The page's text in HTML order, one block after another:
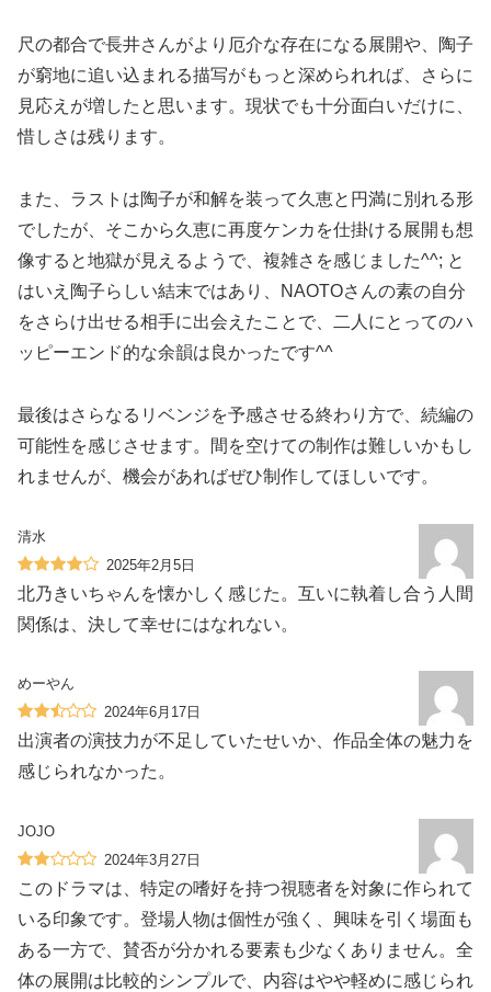
尺の都合で長井さんがより厄介な存在になる展開や、陶子
が窮地に追い込まれる描写がもっと深められれば、さらに
見応えが増したと思います。現状でも十分面白いだけに、
惜しさは残ります。
また、ラストは陶子が和解を装って久恵と円満に別れる形
でしたが、そこから久恵に再度ケンカを仕掛ける展開も想
像すると地獄が見えるようで、複雑さを感じました^^; と
はいえ陶子らしい結末ではあり、NAOTOさんの素の自分
をさらけ出せる相手に出会えたことで、二人にとってのハ
ッピーエンド的な余韻は良かったです^^
最後はさらなるリベンジを予感させる終わり方で、続編の
可能性を感じさせます。間を空けての制作は難しいかもし
れませんが、機会があればぜひ制作してほしいです。
清水
2025年2月5日
北乃きいちゃんを懐かしく感じた。互いに執着し合う人間
関係は、決して幸せにはなれない。
めーやん
2024年6月17日
出演者の演技力が不足していたせいか、作品全体の魅力を
感じられなかった。
JOJO
2024年3月27日
このドラマは、特定の嗜好を持つ視聴者を対象に作られて
いる印象です。登場人物は個性が強く、興味を引く場面も
ある一方で、賛否が分かれる要素も少なくありません。全
体の展開は比較的シンプルで、内容はやや軽めに感じられ